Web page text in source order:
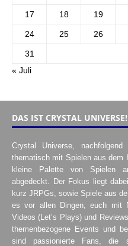
17 18 19
24 25 26
31
« Juli
DAS IST CRYSTAL UNIVERSE!
Crystal Universe,
thematisch mit Spielen aus dem
kleine Palette von Spielen
abgedeckt. Der Fokus liegt
kurz JRPGs, sowie Spiele aus
es vor allen Dingen, euch mit
Videos (Let’s Plays) und
themenbezogene Events und
sind passionierte Fans, die